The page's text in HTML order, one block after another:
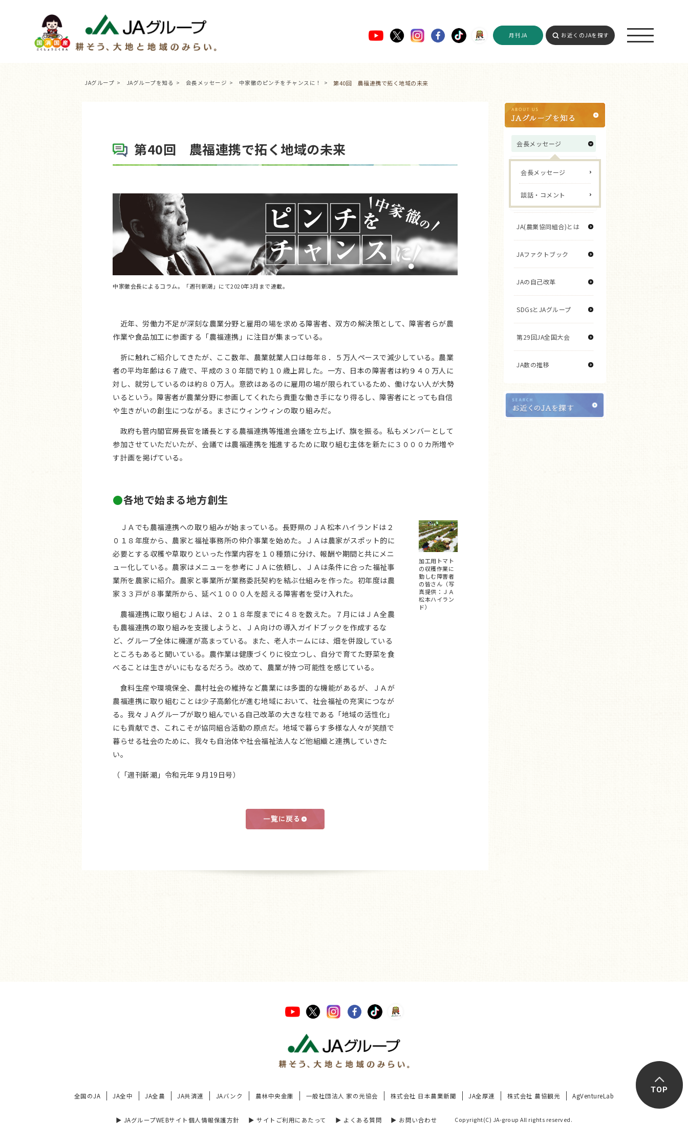
月刊JA お近くのJAを探す
JAグループ JAグループを知る 会長メッセージ 中家徹のピンチをチャンスに！ 第40回 農福連携で拓く地域の未来
第40回 農福連携で拓く地域の未来
中家徹会長によるコラム。「週刊新潮」にて2020年3月まで連載。
近年、労働力不足が深刻な農業分野と雇用の場を求める障害者、双方の解決策として、障害者らが農
作業や食品加工に参画する「農福連携」に注目が集まっている。
折に触れご紹介してきたが、ここ数年、農業就業人口は毎年８．５万人ペースで減少している。農業
者の平均年齢は６７歳で、平成の３０年間で約１０歳上昇した。一方、日本の障害者は約９４０万人に
対し、就労しているのは約８０万人。意欲はあるのに雇用の場が限られているため、働けない人が大勢
いるという。障害者が農業分野に参画してくれたら貴重な働き手になり得るし、障害者にとっても自信
や生きがいの創生につながる。まさにウィンウィンの取り組みだ。
政府も菅内閣官房長官を議長とする農福連携等推進会議を立ち上げ、旗を振る。私もメンバーとして
参加させていただいたが、会議では農福連携を推進するために取り組む主体を新たに３０００カ所増や
す計画を掲げている。
各地で始まる地方創生
ＪＡでも農福連携への取り組みが始まっている。長野県のＪＡ松本ハイランドは２
０１８年度から、農家と福祉事務所の仲介事業を始めた。ＪＡは農家がスポット的に
必要とする収穫や草取りといった作業内容を１０種類に分け、報酬や期間と共にメニ
ュー化している。農家はメニューを参考にＪＡに依頼し、ＪＡは条件に合った福祉事
業所を農家に紹介。農家と事業所が業務委託契約を結ぶ仕組みを作った。初年度は農
家３３戸が８事業所から、延べ１０００人を超える障害者を受け入れた。
農福連携に取り組むＪＡは、２０１８年度までに４８を数えた。７月にはＪＡ全農
も農福連携の取り組みを支援しようと、ＪＡ向けの導入ガイドブックを作成するな
ど、グループ全体に機運が高まっている。また、老人ホームには、畑を併設している
ところもあると聞いている。農作業は健康づくりに役立つし、自分で育てた野菜を食
べることは生きがいにもなるだろう。改めて、農業が持つ可能性を感じている。
食料生産や環境保全、農村社会の維持など農業には多面的な機能があるが、ＪＡが
農福連携に取り組むことは少子高齢化が進む地域において、社会福祉の充実につなが
る。我々ＪＡグループが取り組んでいる自己改革の大きな柱である「地域の活性化」
にも貢献でき、これこそが協同組合活動の原点だ。地域で暮らす多様な人々が笑顔で
暮らせる社会のために、我々も自治体や社会福祉法人など他組織と連携していきた
い。
（「週刊新潮」令和元年９月19日号）
加工用トマト
の収穫作業に
勤しむ障害者
の皆さん（写
真提供：ＪＡ
松本ハイラン
ド）
会長メッセージ
会長メッセージ
談話・コメント
JA(農業協同組合)とは
JAファクトブック
JAの自己改革
SDGsとJAグループ
第29回JA全国大会
JA数の推移
全国のJA JA全中 JA全農 JA共済連 JAバンク 農林中央金庫 一般社団法人 家の光協会 株式会社 日本農業新聞 JA全厚連 株式会社 農協観光 AgVentureLab
▶︎ JAグループWEBサイト個人情報保護方針 ▶︎ サイトご利用にあたって ▶︎ よくある質問 ▶︎ お問い合わせ Copyright(C) JA-group All rights reserved.
TOP